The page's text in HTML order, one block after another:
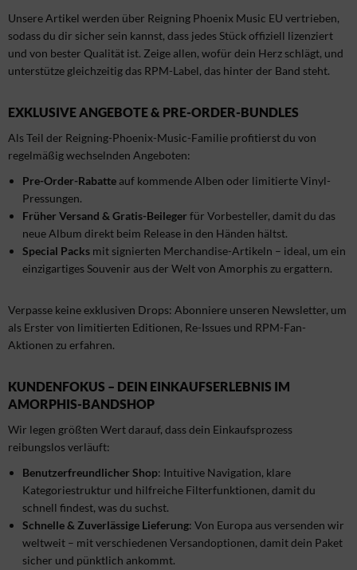
Unsere Artikel werden über Reigning Phoenix Music EU vertrieben,
sodass du dir sicher sein kannst, dass jedes Stück offiziell lizenziert
und von bester Qualität ist. Zeige allen, wofür dein Herz schlägt, und
unterstütze gleichzeitig das RPM-Label, das hinter der Band steht.
EXKLUSIVE ANGEBOTE & PRE-ORDER-BUNDLES
Als Teil der Reigning-Phoenix-Music-Familie profitierst du von
regelmäßig wechselnden Angeboten:
Pre-Order-Rabatte auf kommende Alben oder limitierte Vinyl-
Pressungen.
Früher Versand & Gratis-Beilegerfür Vorbesteller, damit du das
neue Album direkt beim Release in den Händen hältst.
Special Packs mit signierten Merchandise-Artikeln – ideal, um ein
einzigartiges Souvenir aus der Welt von Amorphis zu ergattern.
Verpasse keine exklusiven Drops: Abonniere unseren Newsletter, um
als Erster von limitierten Editionen, Re-Issues und RPM-Fan-
Aktionen zu erfahren.
KUNDENFOKUS – DEIN EINKAUFSERLEBNIS IM
AMORPHIS-BANDSHOP
Wir legen größten Wert darauf, dass dein Einkaufsprozess
reibungslos verläuft:
Benutzerfreundlicher Shop: Intuitive Navigation, klare
Kategoriestruktur und hilfreiche Filterfunktionen, damit du
schnell findest, was du suchst.
Schnelle & Zuverlässige Lieferung: Von Europa aus versenden wir
weltweit – mit verschiedenen Versandoptionen, damit dein Paket
sicher und pünktlich ankommt.